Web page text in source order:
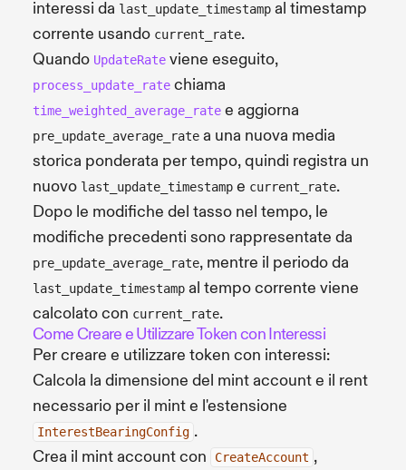
interessi da last_update_timestamp al timestamp
corrente usando current_rate.
Quando UpdateRate viene eseguito,
process_update_rate chiama
time_weighted_average_rate e aggiorna
pre_update_average_rate a una nuova media
storica ponderata per tempo, quindi registra un
nuovo last_update_timestamp e current_rate.
Dopo le modifiche del tasso nel tempo, le
modifiche precedenti sono rappresentate da
pre_update_average_rate, mentre il periodo da
last_update_timestamp al tempo corrente viene
calcolato con current_rate.
Come Creare e Utilizzare Token con Interessi
Per creare e utilizzare token con interessi:
Calcola la dimensione del mint account e il rent
necessario per il mint e l'estensione
InterestBearingConfig .
Crea il mint account con
CreateAccount ,